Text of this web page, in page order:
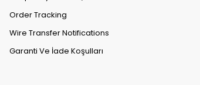
Order Tracking
Wire Transfer Notifications
Garanti Ve İade Koşulları